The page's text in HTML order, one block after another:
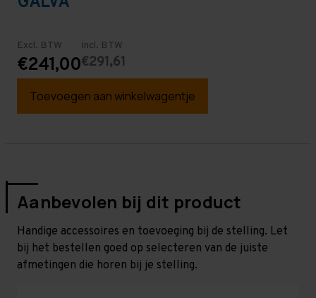
Excl. BTW
€241,00
Incl. BTW
€291,61
Toevoegen aan winkelwagentje
Aanbevolen bij dit product
Handige accessoires en toevoeging bij de stelling. Let
bij het bestellen goed op selecteren van de juiste
afmetingen die horen bij je stelling.